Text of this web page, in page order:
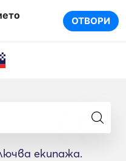
ОТВОРИ
екипажа.